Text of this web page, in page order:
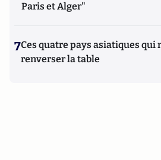
Paris et Alger"
7Ces quatre pays asiatiques qui
renverser la table